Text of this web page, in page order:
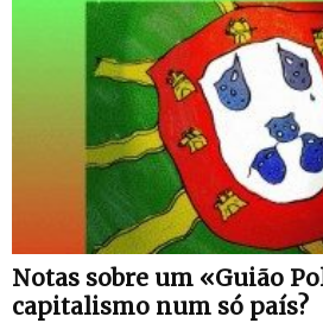
Notas sobre um «Guião
capitalismo num só país?